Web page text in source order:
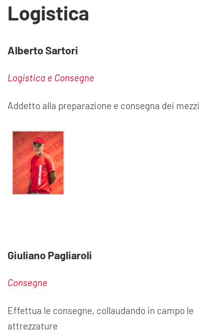
Logistica
Alberto Sartori
Logistica e Consegne
Addetto alla preparazione e consegna dei mezzi
Giuliano Pagliaroli
Consegne
Effettua le consegne, collaudando in campo le
attrezzature